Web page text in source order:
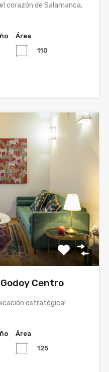
corazón de Salamanca,
Área
110
Centro
estratégica!
Área
125